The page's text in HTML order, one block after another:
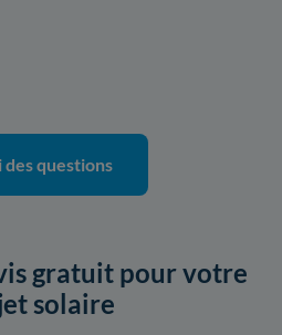
des questions
gratuit pour votre
solaire